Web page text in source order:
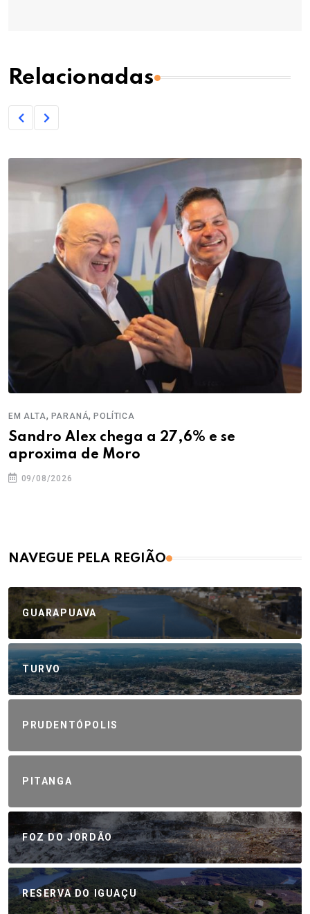
Relacionadas
EM ALTA, PARANÁ,POLÍTICA
Sandro Alex chega a 27,6% e se
aproxima de Moro
09/08/2026
NAVEGUE PELA REGIÃO
GUARAPUAVA
TURVO
PRUDENTÓPOLIS
PITANGA
FOZ DO JORDÃO
RESERVA DO IGUAÇU